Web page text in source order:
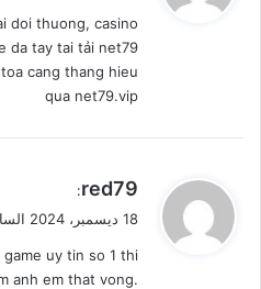
ل
doi thuong, casino
da tay tai tải net79
cang thang hieu
qua net79.vip
ي
ل
red79
:
18 ديسمبر، 2024 الساعة 5:54 م
uy tin so 1 thi
anh em that vong.